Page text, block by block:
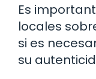
Es
locales
si es
su